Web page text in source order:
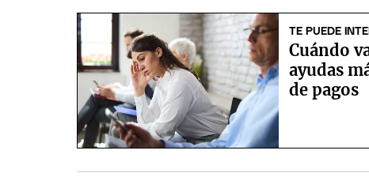
TE PUEDE
Cuándo
ayudas
de pagos